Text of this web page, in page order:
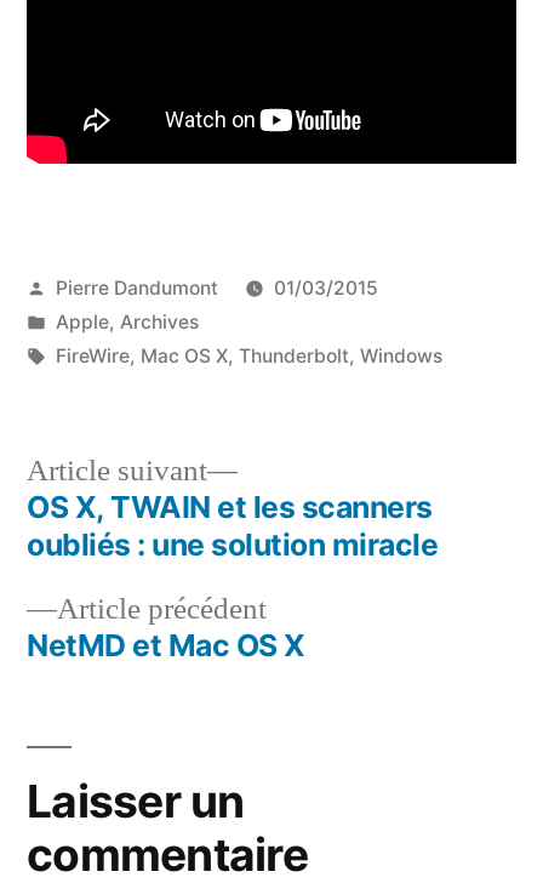
Publié
par
Pierre Dandumont
01/03/2015
Publié
dans
Apple, Archives
Étiquettes :
FireWire, Mac OS X, Thunderbolt, Windows
Navigation
l’article
Article précédentArticle
précédent :
NetMD et Mac OS X
Article suivant
Article
suivant :
OS X, TWAIN et les scanners
oubliés : une solution miracle
Laisser un
commentaire